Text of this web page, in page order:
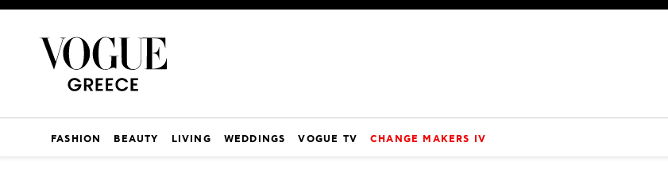
FASHION BEAUTY LIVING WEDDINGS VOGUE TV CHANGE MAKERS IV